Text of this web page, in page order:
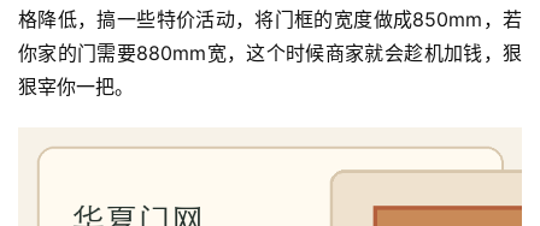
格降低，搞一些特价活动，将门框的宽度做成850mm，若
你家的门需要880mm宽，这个时候商家就会趁机加钱，狠
狠宰你一把。